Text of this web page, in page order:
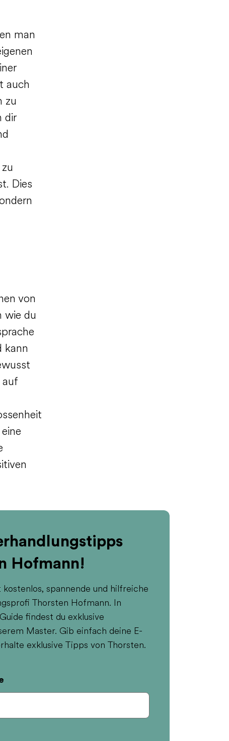
man
auch
zu
dir
Dies
von
wie du
kann
auf
Hofmann!
spannende und hilfreiche
Thorsten Hofmann. In
findest du exklusive
Master. Gib einfach deine E-
exklusive Tipps von Thorsten.